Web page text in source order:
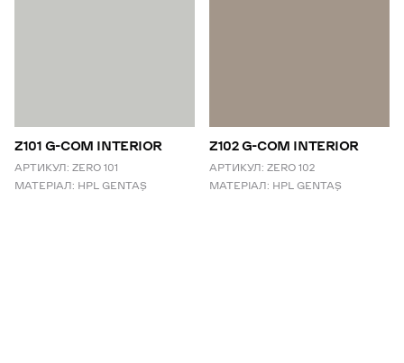
Z101 G-COM INTERIOR
АРТИКУЛ: ZERO 101
МАТЕРІАЛ: HPL GENTAŞ
Z102 G-COM INTERIOR
АРТИКУЛ: ZERO 102
МАТЕРІАЛ: HPL GENTAŞ